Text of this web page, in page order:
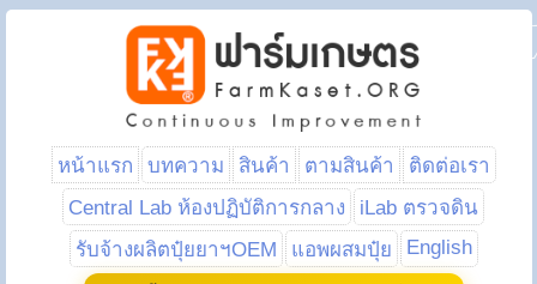
หน้าแรก บทความ สินค้า ตามสินค้า
ติดต่อเรา
Central Lab ห้องปฏิบัติการกลาง
iLab ตรวจดิน
รับจ้างผลิตปุ๋ยยาฯOEM
แอพผสมปุ๋ย English